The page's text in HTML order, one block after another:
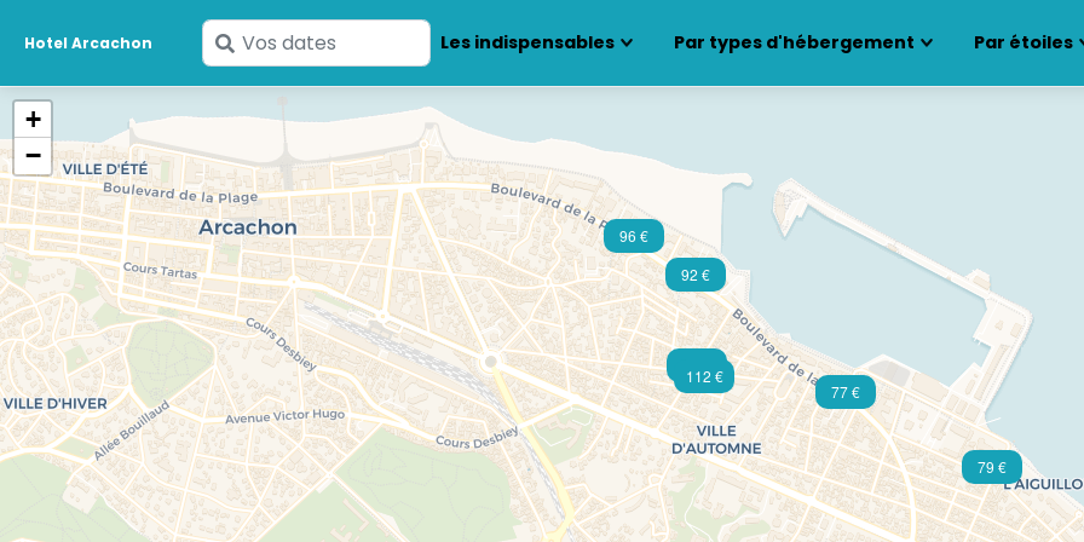
Hotel Arcachon
Saisissez
vos
Les indispensables Par types d'hébergement Par étoiles
96 €
92 €
112 €
77 €
79 €
+
−